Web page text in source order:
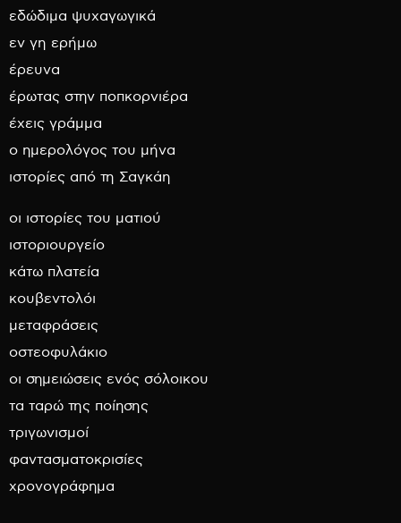
εδώδιμα ψυχαγωγικά
εν γη ερήμω
έρευνα
έρωτας στην ποπκορνιέρα
έχεις γράμμα
ο ημερολόγος του μήνα
ιστορίες από τη Σαγκάη
οι ιστορίες του ματιού
ιστοριουργείο
κάτω πλατεία
κουβεντολόι
μεταφράσεις
οστεοφυλάκιο
οι σημειώσεις ενός σόλοικου
τα ταρώ της ποίησης
τριγωνισμοί
φαντασματοκρισίες
χρονογράφημα